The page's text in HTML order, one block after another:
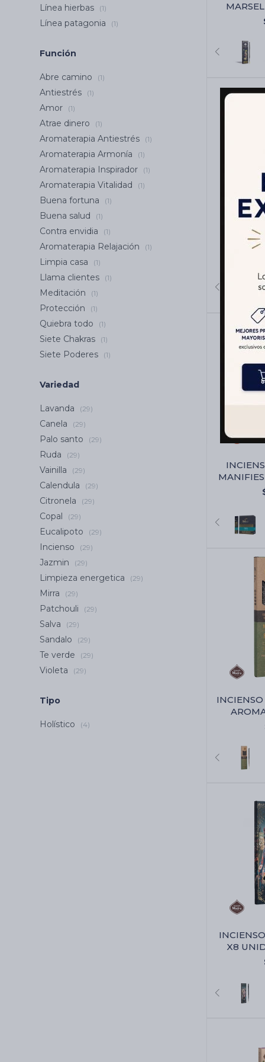
MADRE
X8
Línea hierbas (1)
Línea patagonia (1)
Función
Abre camino (1)
Antiestrés (1)
Amor (1)
Atrae dinero (1)
Aromaterapia Antiestrés (1)
Aromaterapia Armonía (1)
Aromaterapia Inspirador (1)
Aromaterapia Vitalidad (1)
Buena fortuna (1)
Buena salud (1)
Contra envidia (1)
Aromaterapia Relajación (1)
Limpia casa (1)
Llama clientes (1)
Meditación (1)
Protección (1)
Quiebra todo (1)
Siete Chakras (1)
Siete Poderes (1)
Variedad
Lavanda (29)
Canela (29)
Palo santo (29)
Ruda (29)
Vainilla (29)
Calendula (29)
Citronela (29)
Copal (29)
Eucalipoto (29)
Incienso (29)
Jazmin (29)
Limpieza energetica (29)
Mirra (29)
Patchouli (29)
Salva (29)
Sandalo (29)
Te verde (29)
Violeta (29)
Tipo
Holístico (4)